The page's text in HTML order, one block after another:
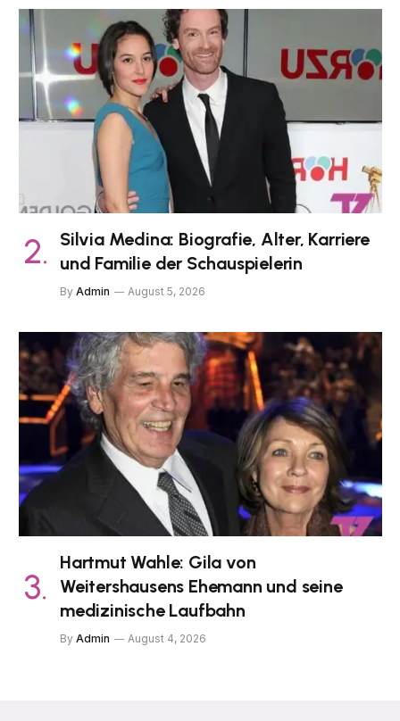
Silvia Medina: Biografie, Alter, Karriere
und Familie der Schauspielerin
By Admin August 5, 2026
Hartmut Wahle: Gila von
Weitershausens Ehemann und seine
medizinische Laufbahn
By Admin August 4, 2026